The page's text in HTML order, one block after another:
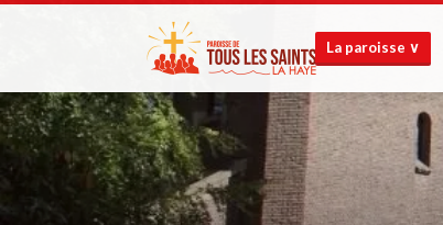
La paroisse ∨